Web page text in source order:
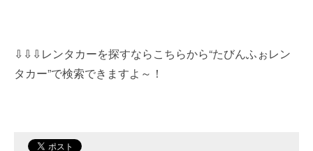
⇩⇩⇩レンタカーを探すならこちらから“たびんふぉレン
タカー”で検索できますよ～！